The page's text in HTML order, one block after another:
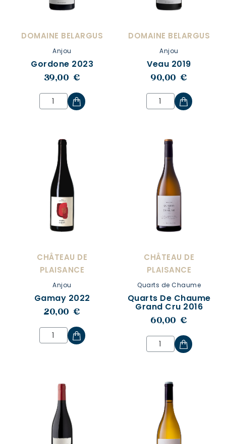
DOMAINE BELARGUS
Anjou
Gordone 2023
39,00 €
DOMAINE BELARGUS
Anjou
Veau 2019
90,00 €
CHÂTEAU DE
PLAISANCE
Anjou
Gamay 2022
20,00 €
CHÂTEAU DE
PLAISANCE
Quarts de Chaume
Quarts De Chaume
Grand Cru 2016
60,00 €